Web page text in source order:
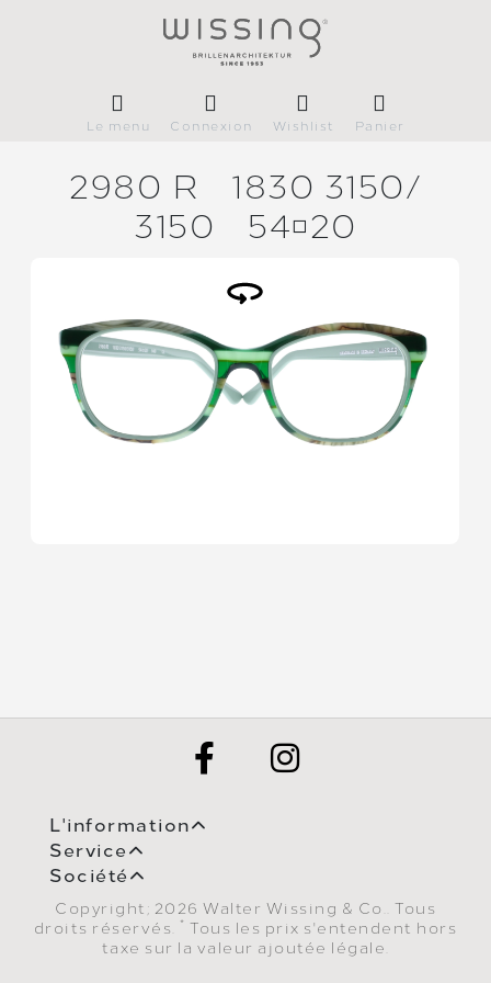
Le menu Connexion Wishlist Panier
2980 R
1830 3150/
3150
5420
L'information
Service
Société
Copyright; 2026 Walter Wissing & Co.. Tous
droits réservés.
* Tous les prix s'entendent hors
taxe sur la valeur ajoutée légale.